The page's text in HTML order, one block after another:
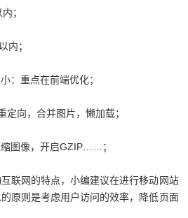
；
；
重点在前端优化；
向，合并图片，懒加载；
图像，开启GZIP……；
网的特点，小编建议在进行移动网站
原则是考虑用户访问的效率，降低页面